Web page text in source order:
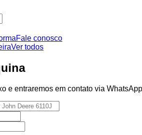
Fale conosco
Ver todos
e entraremos em contato via